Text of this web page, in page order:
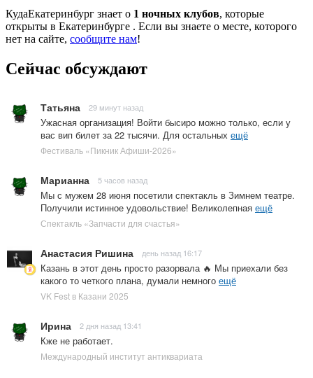
КудаЕкатеринбург знает о 1 ночных клубов, которые
открыты в Екатеринбурге . Если вы знаете о месте, которого
нет на сайте, сообщите нам!
Сейчас обсуждают
Татьяна 29 минут назад
Ужасная организация! Войти бысиро можно только, если у
вас вип билет за 22 тысячи. Для остальных ещё
Фестиваль «Пикник Афиши-2026»
Марианна 5 часов назад
Мы с мужем 28 июня посетили спектакль в Зимнем театре.
Получили истинное удовольствие! Великолепная ещё
Спектакль «Запчасти для счастья»
Анастасия Ришина день назад 16:17
Казань в этот день просто разорвала 🔥 Мы приехали без
какого то четкого плана, думали немного ещё
VK Fest в Казани 2025
Ирина 2 дня назад 13:41
Кже не работает.
Международный институт антиквариата